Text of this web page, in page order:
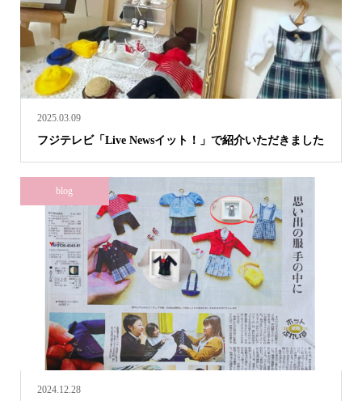
2025.03.09
フジテレビ「Live Newsイット！」で紹介いただきました
2024.12.28
blog